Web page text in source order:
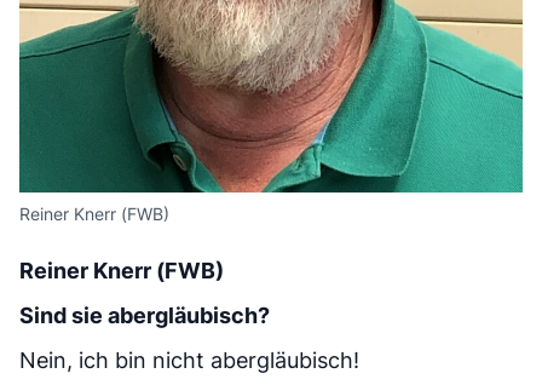
Reiner Knerr (FWB)
Reiner Knerr (FWB)
Sind sie abergläubisch?
Nein, ich bin nicht abergläubisch!